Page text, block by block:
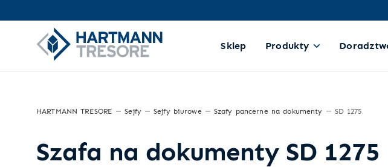
Sklep Produkty
HARTMANN TRESORE Sejfy Sejfy biurowe Szafy pancerne na dokumenty SD 1275
Szafa na dokumenty SD 1275